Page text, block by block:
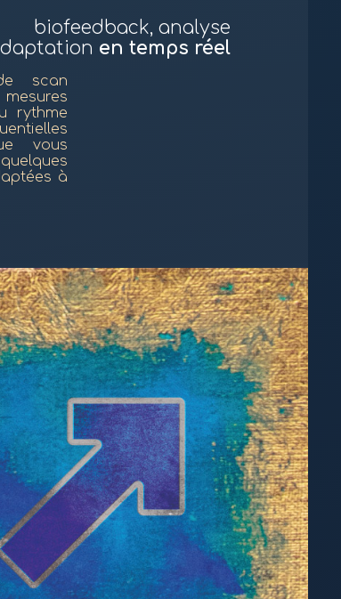
biofeedback, analyse
en temps réel
scan
rythme
vous
à